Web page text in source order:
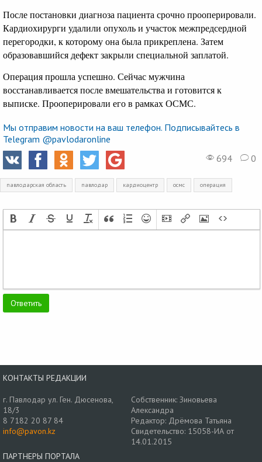
После постановки диагноза пациента срочно прооперировали.
Кардиохирурги удалили опухоль и участок межпредсердной
перегородки, к которому она была прикреплена. Затем
образовавшийся дефект закрыли специальной заплатой.
Операция прошла успешно. Сейчас мужчина
восстанавливается после вмешательства и готовится к
выписке. Прооперировали его в рамках ОСМС.
Мы отправим новости на ваш телефон. Подписывайтесь в
Telegram @pavlodaronline
694
0
павлодарская область павлодар кардиоцентр осмс операция
КОНТАКТЫ РЕДАКЦИИ
г. Павлодар ул. Ген. Дюсенова,
18/3
8 7182 20 87 84
info@pavon.kz
Собственник: Зиновьева
Александра
Редактор: Дрёмова Татьяна
Свидетельство: 15058-ИА от
14.01.2015
ПАРТНЕРЫ ПОРТАЛА